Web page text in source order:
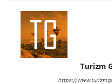
Turizm
https://